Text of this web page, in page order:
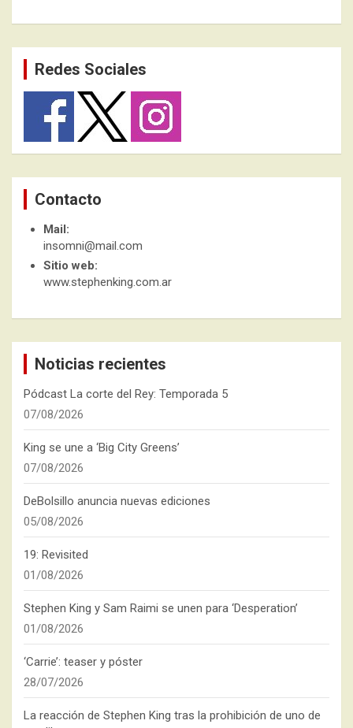
Redes Sociales
Contacto
Mail:
insomni@mail.com
Sitio web:
www.stephenking.com.ar
Noticias recientes
Pódcast La corte del Rey: Temporada 5
07/08/2026
King se une a ‘Big City Greens’
07/08/2026
DeBolsillo anuncia nuevas ediciones
05/08/2026
19: Revisited
01/08/2026
Stephen King y Sam Raimi se unen para ‘Desperation’
01/08/2026
‘Carrie’: teaser y póster
28/07/2026
La reacción de Stephen King tras la prohibición de uno de